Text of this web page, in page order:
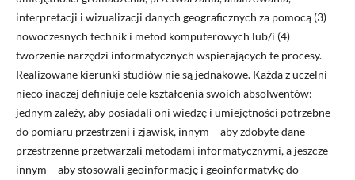
interpretacji i wizualizacji danych geograficznych za pomocą (3)
nowoczesnych technik i metod komputerowych lub/i (4)
tworzenie narzędzi informatycznych wspierających te procesy.
Realizowane kierunki studiów nie są jednakowe. Każda z uczelni
nieco inaczej definiuje cele kształcenia swoich absolwentów:
jednym zależy, aby posiadali oni wiedzę i umiejętności potrzebne
do pomiaru przestrzeni i zjawisk, innym – aby zdobyte dane
przestrzenne przetwarzali metodami informatycznymi, a jeszcze
innym – aby stosowali geoinformację i geoinformatykę do